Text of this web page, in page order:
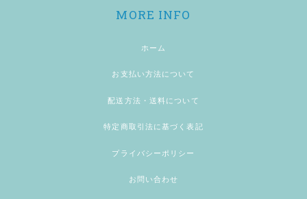
MORE INFO
ホーム
お支払い方法について
配送方法・送料について
特定商取引法に基づく表記
プライバシーポリシー
お問い合わせ